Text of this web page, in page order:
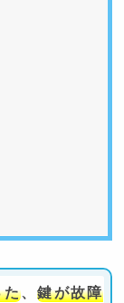
た、鍵が故障